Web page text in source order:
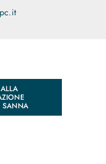
SANNA